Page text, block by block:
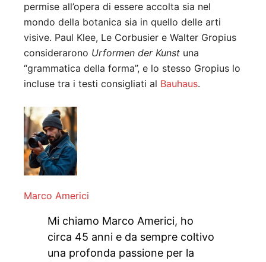
permise all’opera di essere accolta sia nel
mondo della botanica sia in quello delle arti
visive. Paul Klee, Le Corbusier e Walter Gropius
considerarono Urformen der Kunst una
“grammatica della forma”, e lo stesso Gropius lo
incluse tra i testi consigliati al Bauhaus.
Marco Americi
Mi chiamo Marco Americi, ho
circa 45 anni e da sempre coltivo
una profonda passione per la